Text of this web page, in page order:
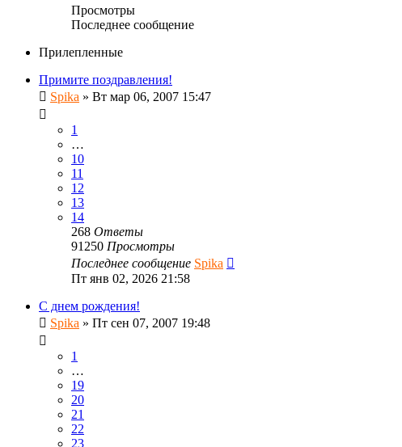
Просмотры
Последнее сообщение
Прилепленные
Примите поздравления!
Spika » Вт мар 06, 2007 15:47
1
…
10
11
12
13
14
268 Ответы
91250 Просмотры
Последнее сообщение Spika
Пт янв 02, 2026 21:58
С днем рождения!
Spika » Пт сен 07, 2007 19:48
1
…
19
20
21
22
23